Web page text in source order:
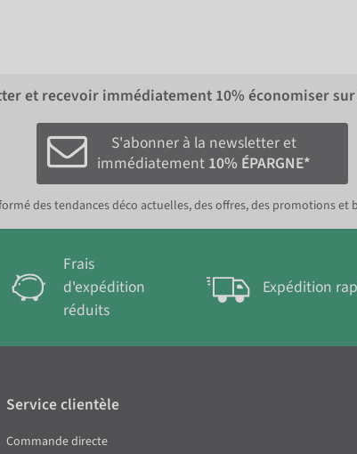
et recevoir immédiatement10% économiser
S'abonner à la newsletter et
immédiatement 10% ÉPARGNE*
des tendances déco actuelles, des offres, des promotions et
Frais
d'expédition
réduits
Expédition
Service clientèle
Commande directe